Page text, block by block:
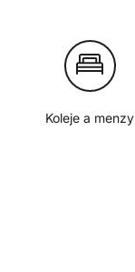
Koleje a menzy